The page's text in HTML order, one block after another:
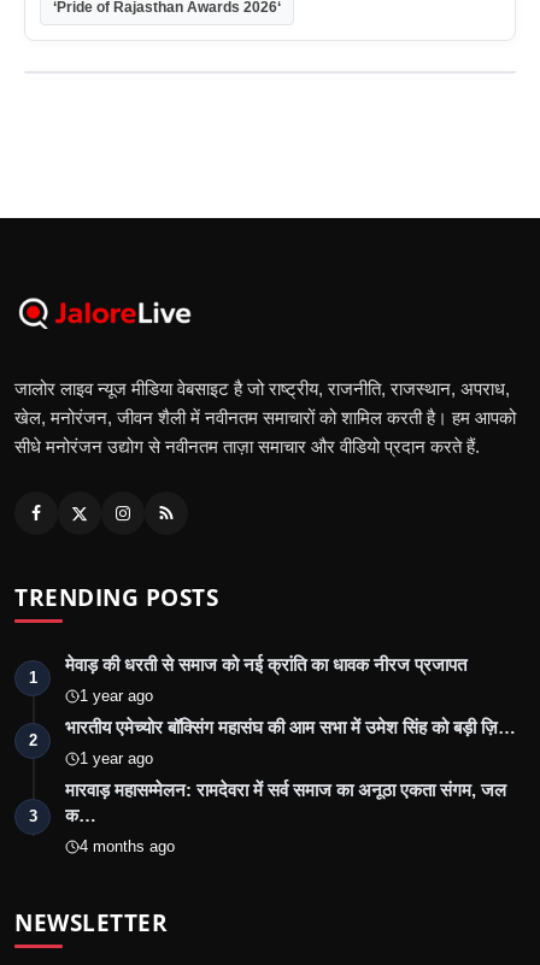
‘Pride of Rajasthan Awards 2026‘
जालोर लाइव न्यूज मीडिया वेबसाइट है जो राष्ट्रीय, राजनीति, राजस्थान, अपराध,
खेल, मनोरंजन, जीवन शैली में नवीनतम समाचारों को शामिल करती है। हम आपको
सीधे मनोरंजन उद्योग से नवीनतम ताज़ा समाचार और वीडियो प्रदान करते हैं.
TRENDING POSTS
1
मेवाड़ की धरती से समाज को नई क्रांति का धावक नीरज प्रजापत
1 year ago
2
भारतीय एमेच्योर बॉक्सिंग महासंघ की आम सभा में उमेश सिंह को बड़ी ज़ि…
1 year ago
3
मारवाड़ महासम्मेलन: रामदेवरा में सर्व समाज का अनूठा एकता संगम, जल
क…
4 months ago
NEWSLETTER